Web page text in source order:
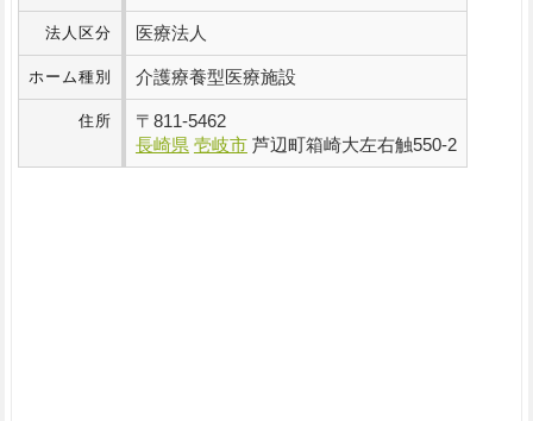
法人区分 医療法人
ホーム種別 介護療養型医療施設
住所 〒 811-5462
長崎県 壱岐市 芦辺町箱崎大左右触550-2